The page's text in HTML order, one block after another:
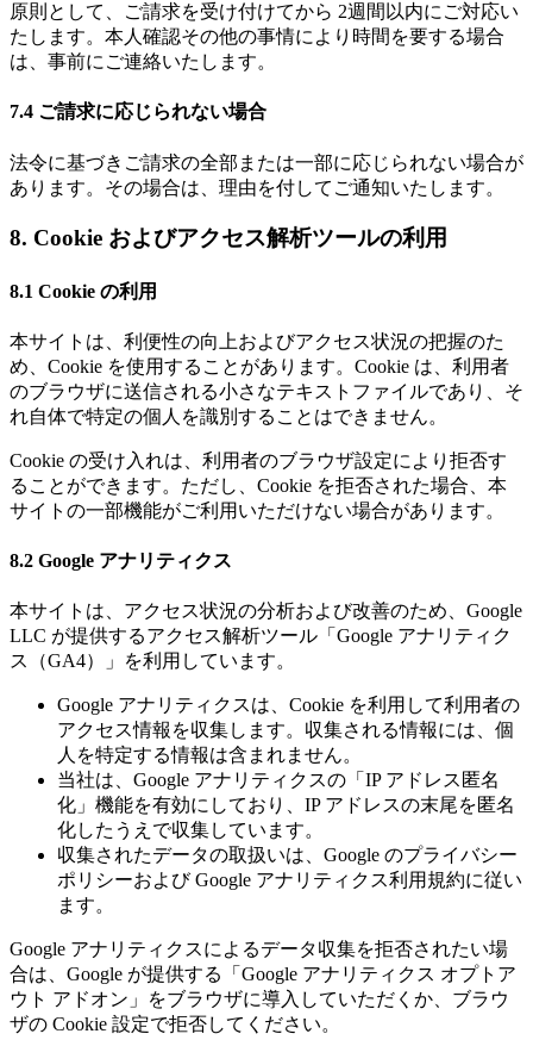
原則として、ご請求を受け付けてから 2週間以内にご対応い
たします。本人確認その他の事情により時間を要する場合
は、事前にご連絡いたします。
7.4 ご請求に応じられない場合
法令に基づきご請求の全部または一部に応じられない場合が
あります。その場合は、理由を付してご通知いたします。
8. Cookie およびアクセス解析ツールの利用
8.1 Cookie の利用
本サイトは、利便性の向上およびアクセス状況の把握のた
め、Cookie を使用することがあります。Cookie は、利用者
のブラウザに送信される小さなテキストファイルであり、そ
れ自体で特定の個人を識別することはできません。
Cookie の受け入れは、利用者のブラウザ設定により拒否す
ることができます。ただし、Cookie を拒否された場合、本
サイトの一部機能がご利用いただけない場合があります。
8.2 Google アナリティクス
本サイトは、アクセス状況の分析および改善のため、Google
LLC が提供するアクセス解析ツール「Google アナリティク
ス（GA4）」を利用しています。
Google アナリティクスは、Cookie を利用して利用者の
アクセス情報を収集します。収集される情報には、個
人を特定する情報は含まれません。
当社は、Google アナリティクスの「IP アドレス匿名
化」機能を有効にしており、IP アドレスの末尾を匿名
化したうえで収集しています。
収集されたデータの取扱いは、Google のプライバシー
ポリシーおよび Google アナリティクス利用規約に従い
ます。
Google アナリティクスによるデータ収集を拒否されたい場
合は、Google が提供する「Google アナリティクス オプトア
ウト アドオン」をブラウザに導入していただくか、ブラウ
ザの Cookie 設定で拒否してください。